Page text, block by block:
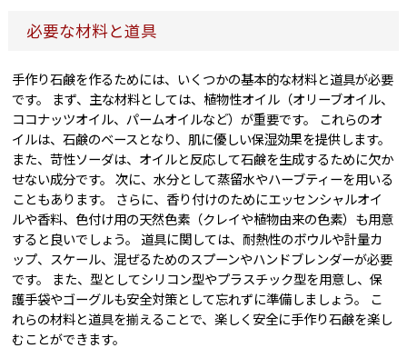
必要な材料と道具
手作り石鹸を作るためには、いくつかの基本的な材料と道具が必要
です。 まず、主な材料としては、植物性オイル（オリーブオイル、
ココナッツオイル、パームオイルなど）が重要です。 これらのオ
イルは、石鹸のベースとなり、肌に優しい保湿効果を提供します。
また、苛性ソーダは、オイルと反応して石鹸を生成するために欠か
せない成分です。 次に、水分として蒸留水やハーブティーを用いる
こともあります。 さらに、香り付けのためにエッセンシャルオイ
ルや香料、色付け用の天然色素（クレイや植物由来の色素）も用意
すると良いでしょう。 道具に関しては、耐熱性のボウルや計量カ
ップ、スケール、混ぜるためのスプーンやハンドブレンダーが必要
です。 また、型としてシリコン型やプラスチック型を用意し、保
護手袋やゴーグルも安全対策として忘れずに準備しましょう。 こ
れらの材料と道具を揃えることで、楽しく安全に手作り石鹸を楽し
むことができます。